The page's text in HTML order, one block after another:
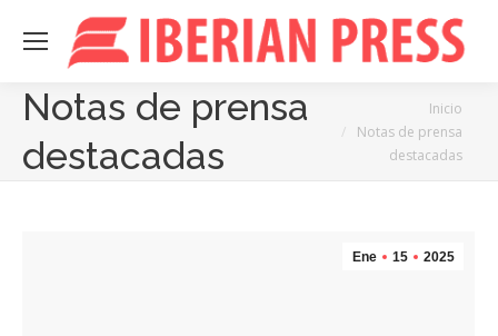
Notas de prensa
destacadas
Inicio
Notas de prensa
destacadas
Ene 15 2025